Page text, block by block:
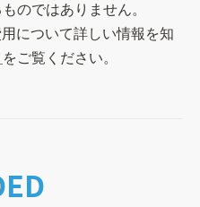
のではありません。
について詳しい情報を知
をご覧ください。